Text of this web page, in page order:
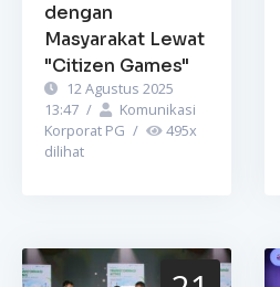
dengan
Masyarakat Lewat
"Citizen Games"
12 Agustus 2025
13:47 /
Komunikasi
Korporat PG / 495x
dilihat